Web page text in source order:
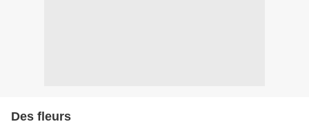
Des fleurs